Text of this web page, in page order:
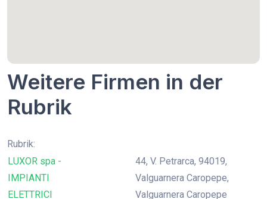
Weitere Firmen in der
Rubrik
Rubrik:
LUXOR spa -
IMPIANTI
ELETTRICI
44, V. Petrarca, 94019,
Valguarnera Caropepe,
Valguarnera Caropepe